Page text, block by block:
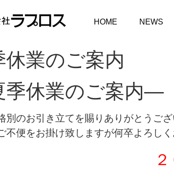
HOME NEWS
休業のご案内
休業のご案内―
別のお引き立てを賜りありがとうご
不便をお掛け致しますが何卒よろしく